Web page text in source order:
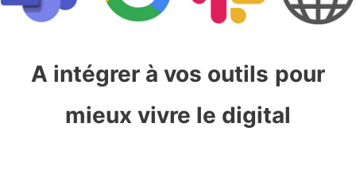
A intégrer à vos outils pour
mieux vivre le digital